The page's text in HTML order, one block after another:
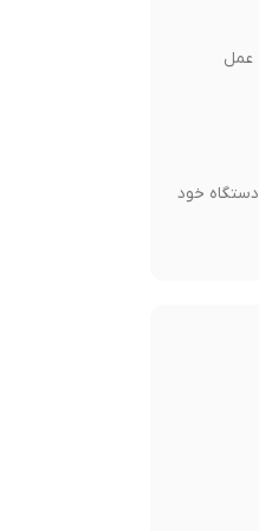
عمل
دستگاه خود